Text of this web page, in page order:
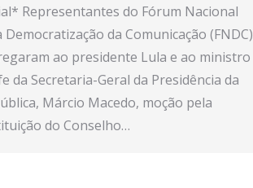
Representantes do Fórum Nacional
Democratização da Comunicação (FNDC)
ao presidente Lula e ao ministro
da Secretaria-Geral da Presidência da
Márcio Macedo, moção pela
do Conselho…